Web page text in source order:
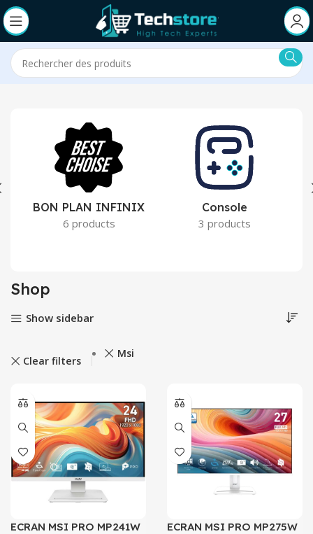
BON PLAN INFINIX
6 products
Console
3 products
Shop
Show sidebar
Clear filters
Msi
ECRAN MSI PRO MP241W
ECRAN MSI PRO MP275W